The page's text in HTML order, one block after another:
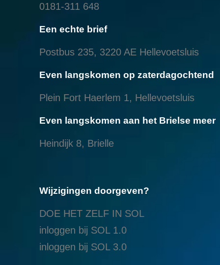
0181-311 648
Een echte brief
Postbus 235, 3220 AE Hellevoetsluis
Even langskomen op zaterdagochtend
Plein Fort Haerlem 1, Hellevoetsluis
Even langskomen aan het Brielse meer
Heindijk 8, Brielle
Wijzigingen doorgeven?
DOE HET ZELF IN SOL
inloggen bij SOL 1.0
inloggen bij SOL 3.0